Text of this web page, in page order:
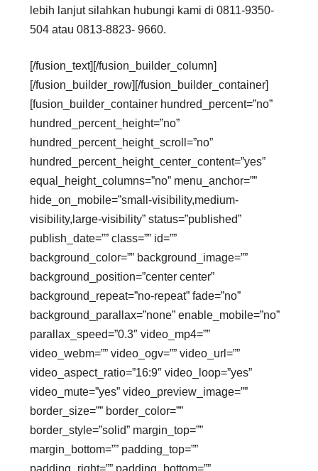
lebih lanjut silahkan hubungi kami di 0811-9350-
504 atau 0813-8823- 9660.
[/fusion_text][/fusion_builder_column]
[/fusion_builder_row][/fusion_builder_container]
[fusion_builder_container hundred_percent=”no”
hundred_percent_height=”no”
hundred_percent_height_scroll=”no”
hundred_percent_height_center_content=”yes”
equal_height_columns=”no” menu_anchor=””
hide_on_mobile=”small-visibility,medium-
visibility,large-visibility” status=”published”
publish_date=”” class=”” id=””
background_color=”” background_image=””
background_position=”center center”
background_repeat=”no-repeat” fade=”no”
background_parallax=”none” enable_mobile=”no”
parallax_speed=”0.3″ video_mp4=””
video_webm=”” video_ogv=”” video_url=””
video_aspect_ratio=”16:9″ video_loop=”yes”
video_mute=”yes” video_preview_image=””
border_size=”” border_color=””
border_style=”solid” margin_top=””
margin_bottom=”” padding_top=””